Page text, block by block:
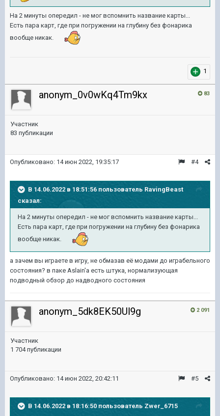
На 2 минуты опередил - не мог вспомнить название карты...
Есть пара карт, где при погружении на глубину без фонарика
вообще никак.
1
83
anonym_0v0wKq4Tm9kx
Участник
83 публикации
#4
Опубликовано: 14 июн 2022, 19:35:17
В 14.06.2022 в 18:51:56 пользователь RavingBeast
сказал:
На 2 минуты опередил - не мог вспомнить название карты...
Есть пара карт, где при погружении на глубину без фонарика
вообще никак.
а зачем вы играете в игру, не обмазав её модами до играбельного
состояния? в паке Aslain'а есть штука, нормализующая
подводный обзор до надводного состояния
2 091
anonym_5dk8EK50Ul9g
Участник
1 704 публикации
#5
Опубликовано: 14 июн 2022, 20:42:11
В 14.06.2022 в 18:16:50 пользователь Zwer_6715